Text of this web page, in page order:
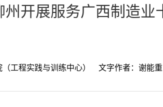
州开展服务广西制造业
（工程实践与训练中心） 文字作者：谢